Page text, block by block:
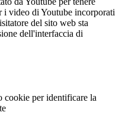
i video di Youtube incorporati
del sito web sta
dell'interfaccia di
cookie per identificare la